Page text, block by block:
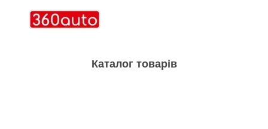
Каталог товарів